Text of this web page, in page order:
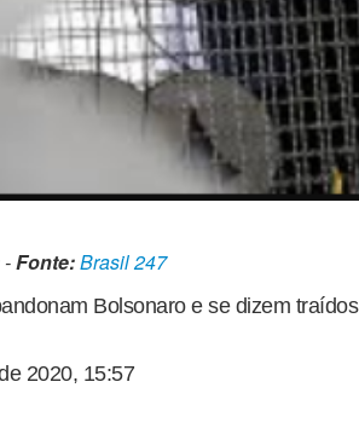
Fonte:Brasil 247
Bolsonaro e se dizem traídos
2020, 15:57